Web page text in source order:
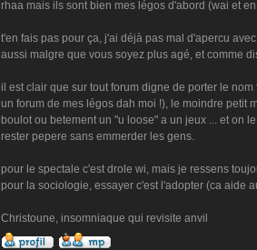
rhaa mais ils sont bien mes légos d'abord (wai et
t'en fais pas pour ça, j'ai déjà pas mal d'apercu
aussi malgre que vous soyez plus agé, et comme
il est clair que sur tout forum digne de porter le
un forum de mes légos dah moi !), le moindre petit
boulot ou betement un "u loose" a un jeux ... et on
rester pepere sans emmerder les gens.
pour le spectale c'est drole wi, mais je ressens
pour la sociologie, essayer c'est l'adopter (ca aide
Christoune, insomniaque qui revisite anvil